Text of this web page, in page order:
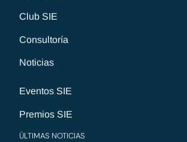
Club SIE
Consultoría
Noticias
Eventos SIE
Premios SIE
ÚLTIMAS NOTICIAS